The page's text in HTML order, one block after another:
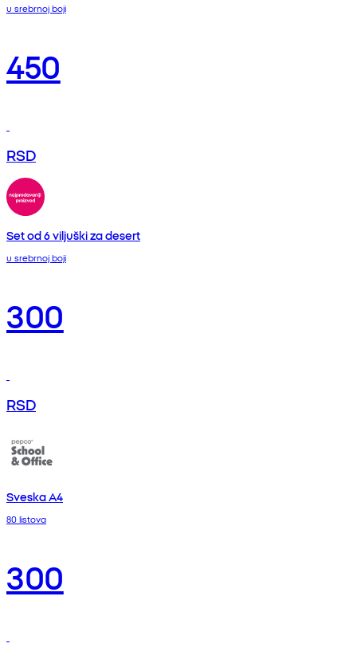
u srebrnoj boji
450
RSD
Set od 6 viljuški za desert
u srebrnoj boji
300
RSD
Sveska A4
80 listova
300